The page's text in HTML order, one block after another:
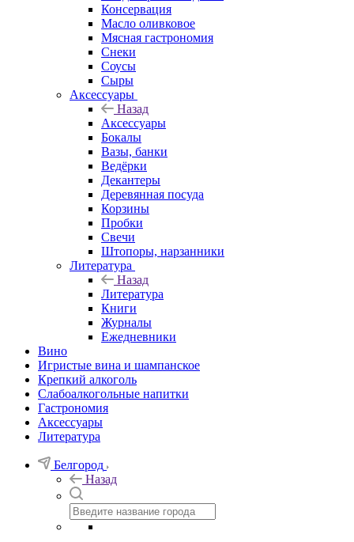
Консервация
Масло оливковое
Мясная гастрономия
Снеки
Соусы
Сыры
Аксессуары
Назад
Аксессуары
Бокалы
Вазы, банки
Ведёрки
Декантеры
Деревянная посуда
Корзины
Пробки
Свечи
Штопоры, нарзанники
Литература
Назад
Литература
Книги
Журналы
Ежедневники
Вино
Игристые вина и шампанское
Крепкий алкоголь
Слабоалкогольные напитки
Гастрономия
Аксессуары
Литература
Белгород
Назад